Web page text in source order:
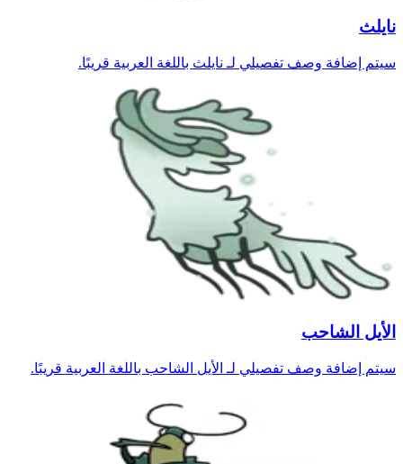
نايلث
سيتم إضافة وصف تفصيلي لـ نايلث باللغة العربية قريبًا.
الأيل الشاحب
سيتم إضافة وصف تفصيلي لـ الأيل الشاحب باللغة العربية قريبًا.